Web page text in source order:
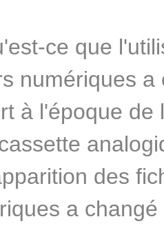
ce que
numériques a
à l'époque de
des
a